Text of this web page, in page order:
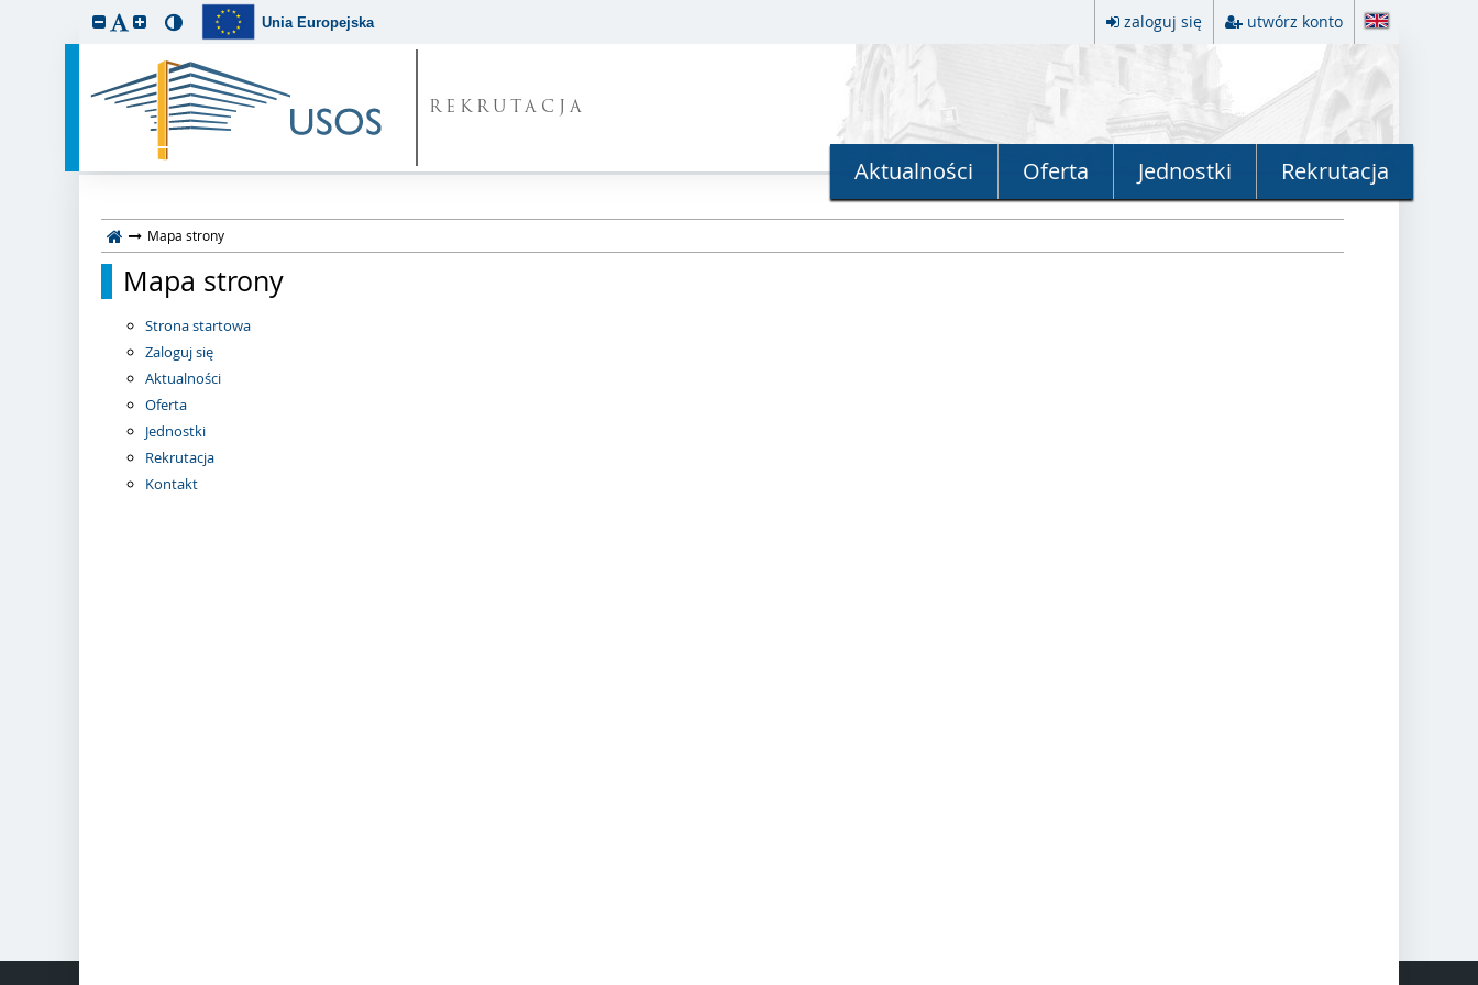
Unia Europejska zaloguj się utwórz konto
REKRUTACJA
Aktualności Oferta Jednostki Rekrutacja
Mapa strony
Mapa strony
Strona startowa
Zaloguj się
Aktualności
Oferta
Jednostki
Rekrutacja
Kontakt